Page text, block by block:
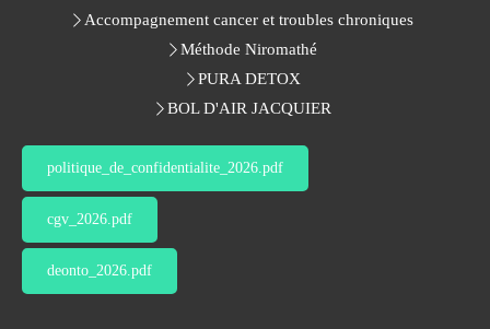
Accompagnement cancer et troubles chroniques
Méthode Niromathé
PURA DETOX
BOL D'AIR JACQUIER
politique_de_confidentialite_2026.pdf
cgv_2026.pdf
deonto_2026.pdf